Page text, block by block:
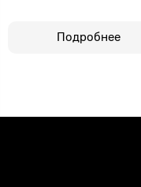
Подробнее